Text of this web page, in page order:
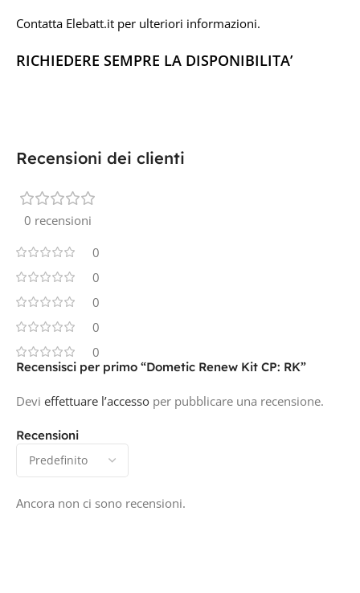
Contatta Elebatt.it per ulteriori informazioni.
RICHIEDERE SEMPRE LA DISPONIBILITA’
Recensioni dei clienti
0 recensioni
0
0
0
0
0
Recensioni
Ancora non ci sono recensioni.
Recensisci per primo “Dometic Renew Kit CP: RK”
Devi effettuare l’accesso per pubblicare una recensione.